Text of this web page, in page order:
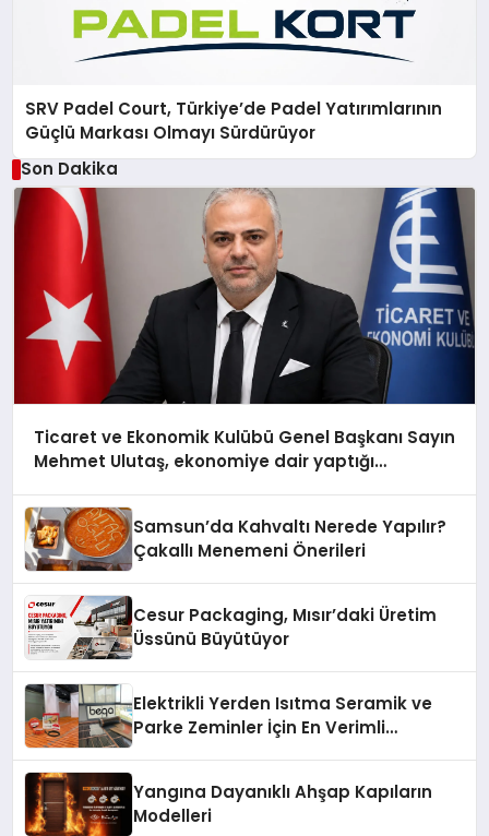
SRV Padel Court, Türkiye’de Padel Yatırımlarının
Güçlü Markası Olmayı Sürdürüyor
Son Dakika
Ticaret ve Ekonomik Kulübü Genel Başkanı Sayın
Mehmet Ulutaş, ekonomiye dair yaptığı
Samsun’da Kahvaltı Nerede Yapılır?
Çakallı Menemeni Önerileri
Cesur Packaging, Mısır’daki Üretim
Üssünü Büyütüyor
Elektrikli Yerden Isıtma Seramik ve
Parke Zeminler İçin En Verimli
Yangına Dayanıklı Ahşap Kapıların
Modelleri